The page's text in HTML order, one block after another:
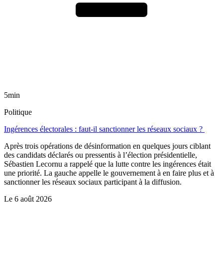
5min
Politique
Ingérences électorales : faut-il sanctionner les réseaux sociaux ?
Après trois opérations de désinformation en quelques jours ciblant
des candidats déclarés ou pressentis à l’élection présidentielle,
Sébastien Lecornu a rappelé que la lutte contre les ingérences était
une priorité. La gauche appelle le gouvernement à en faire plus et à
sanctionner les réseaux sociaux participant à la diffusion.
Le 6 août 2026